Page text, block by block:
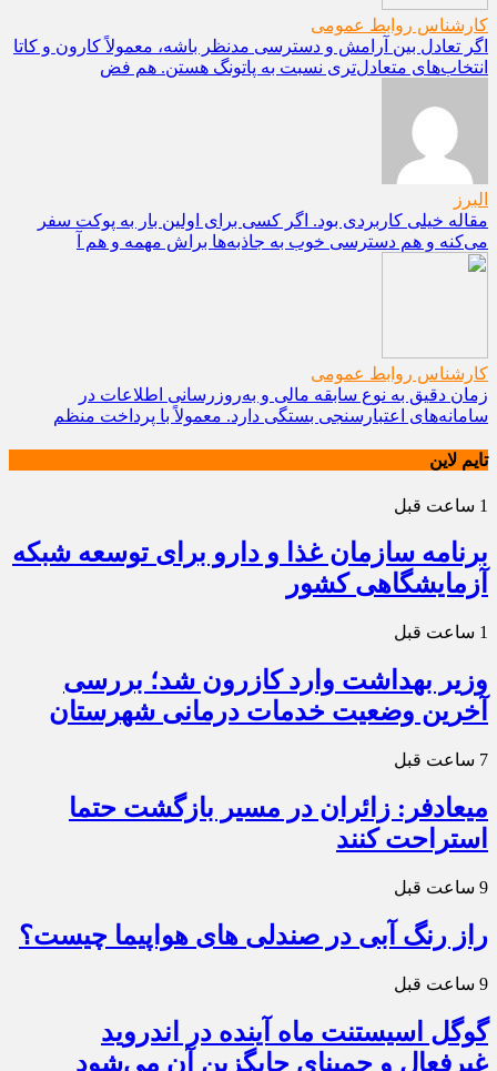
کارشناس روابط عمومی
اگر تعادل بین آرامش و دسترسی مدنظر باشه، معمولاً کارون و کاتا
انتخاب‌های متعادل‌تری نسبت به پاتونگ هستن. هم فض
البرز
مقاله خیلی کاربردی بود. اگر کسی برای اولین بار به پوکت سفر
می‌کنه و هم دسترسی خوب به جاذبه‌ها براش مهمه و هم آ
کارشناس روابط عمومی
زمان دقیق به نوع سابقه مالی و به‌روزرسانی اطلاعات در
سامانه‌های اعتبارسنجی بستگی دارد. معمولاً با پرداخت منظم
تایم لاین
1 ساعت قبل
برنامه سازمان غذا و دارو برای توسعه شبکه
آزمایشگاهی کشور
1 ساعت قبل
وزیر بهداشت وارد کازرون شد؛ بررسی
آخرین وضعیت خدمات درمانی شهرستان
7 ساعت قبل
میعادفر: زائران در مسیر بازگشت حتما
استراحت کنند
9 ساعت قبل
راز رنگ آبی در صندلی های هواپیما چیست؟
9 ساعت قبل
گوگل اسیستنت ماه آینده در اندروید
غیرفعال و جمینای جایگزین آن می‌شود